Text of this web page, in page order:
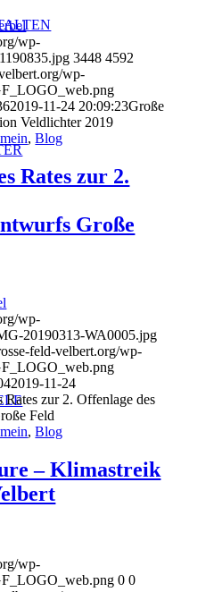
wp-
3448 4592
wp-
2019-11-24 20:09:23Große
Veldlichter 2019
,Blog
Rates zur 2.
Große
wp-
20190313-WA0005.jpg
feld-velbert.org/wp-
2019-11-24
Rates zur 2. Offenlage des
Feld
,Blog
– Klimastreik
wp-
0 0